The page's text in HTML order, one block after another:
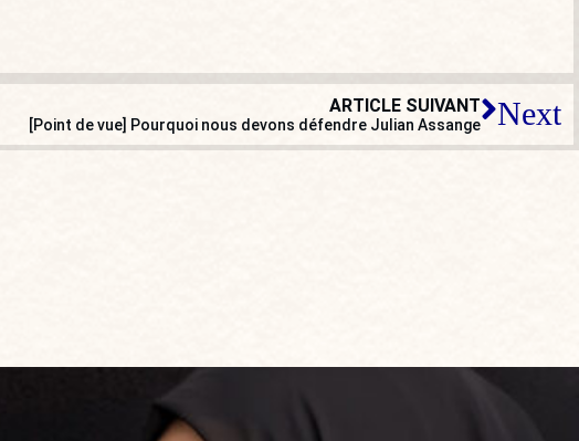
ARTICLE SUIVANT
[Point de vue] Pourquoi nous devons défendre Julian Assange Next